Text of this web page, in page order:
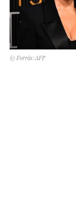
© Forrás:AFP